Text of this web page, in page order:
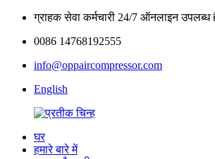
ग्राहक सेवा कर्मचारी 24/7 ऑनलाइन उपलब्ध
0086 14768192555
info@oppaircompressor.com
English
घर
हमारे बारे में